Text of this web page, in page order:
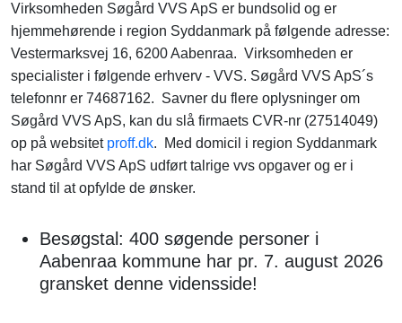
Virksomheden Søgård VVS ApS er bundsolid og er
hjemmehørende i region Syddanmark på følgende adresse:
Vestermarksvej 16, 6200 Aabenraa. Virksomheden er
specialister i følgende erhverv - VVS. Søgård VVS ApS´s
telefonnr er 74687162. Savner du flere oplysninger om
Søgård VVS ApS, kan du slå firmaets CVR-nr (27514049)
op på websitet proff.dk. Med domicil i region Syddanmark
har Søgård VVS ApS udført talrige vvs opgaver og er i
stand til at opfylde de ønsker.
Besøgstal: 400 søgende personer i
Aabenraa kommune har pr. 7. august 2026
gransket denne vidensside!